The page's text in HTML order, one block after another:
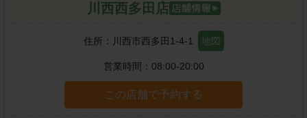
川西西多田店
住所： 川西市西多田1-4-1 地図
営業時間： 08:00-20:00
この店舗で予約する